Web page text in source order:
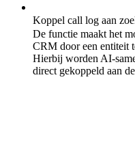
Koppel call log aan
De functie maakt het
CRM door een entiteit
Hierbij worden AI-
direct gekoppeld aan